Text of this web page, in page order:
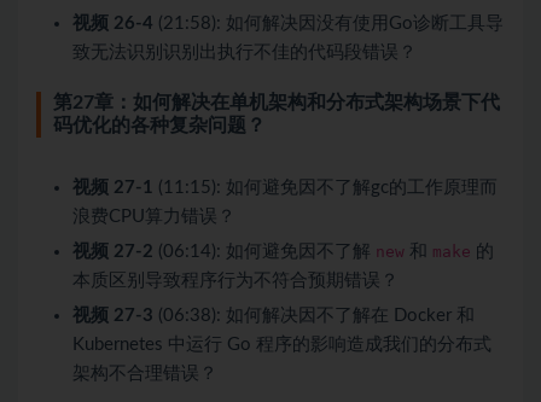
视频 26-4 (21:58): 如何解决因没有使用Go诊断工具导
致无法识别识别出执行不佳的代码段错误？
第27章：如何解决在单机架构和分布式架构场景下代
码优化的各种复杂问题？
视频 27-1
(11:15): 如何避免因不了解gc的工作原理而
浪费CPU算力错误？
视频 27-2 (06:14): 如何避免因不了解 new 和 make 的
本质区别导致程序行为不符合预期错误？
视频 27-3 (06:38): 如何解决因不了解在 Docker 和
Kubernetes 中运行 Go 程序的影响造成我们的分布式
架构不合理错误？